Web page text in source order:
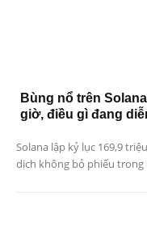
Bùng nổ trên
giờ, điều gì đang
Solana lập kỷ lục 169,9
dịch không bỏ phiếu trong